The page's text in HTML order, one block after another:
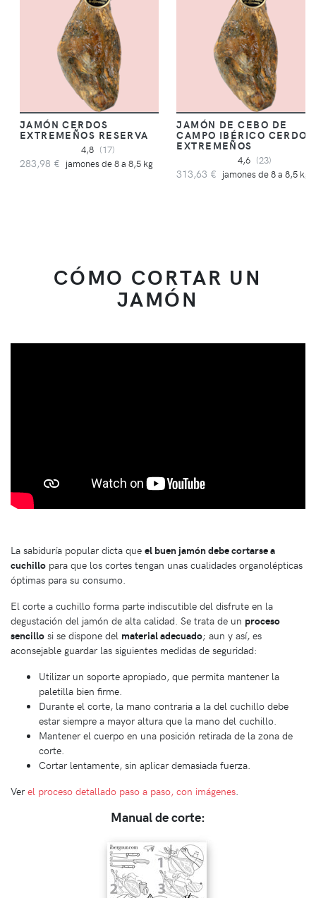
JAMÓN CERDOS
EXTREMEÑOS RESERVA
4,8 (17)
283,98 € jamones de 8 a 8,5 kg
JAMÓN DE CEBO DE
CAMPO IBÉRICO CERDOS
EXTREMEÑOS
4,6 (23)
313,63 € jamones de 8 a 8,5 kg
CÓMO CORTAR UN
JAMÓN
La sabiduría popular dicta que el buen jamón debe cortarse a
cuchillo para que los cortes tengan unas cualidades organolépticas
óptimas para su consumo.
El corte a cuchillo forma parte indiscutible del disfrute en la
degustación del jamón de alta calidad. Se trata de un proceso
sencillo si se dispone del material adecuado; aun y así, es
aconsejable guardar las siguientes medidas de seguridad:
Utilizar un soporte apropiado, que permita mantener la
paletilla bien firme.
Durante el corte, la mano contraria a la del cuchillo debe
estar siempre a mayor altura que la mano del cuchillo.
Mantener el cuerpo en una posición retirada de la zona de
corte.
Cortar lentamente, sin aplicar demasiada fuerza.
Verel proceso detallado paso a paso, con imágenes
Manual de corte: